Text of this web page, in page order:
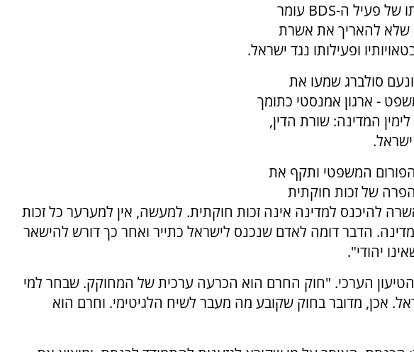
בג''ץ דן הבוקר (שלישי) בעתירתו של פעיל ה-BDS עומר
שלא להאריך את אשרת
ופעילותו נגד ישראל.
סולברג שמעו את
- ארגון אמנסטי כתומך
המדינה: שורת הדין,
המשפטי ותקף את
של זכות חוקתית
להיכנס למדינה אינה זכות חוקתית. למעשה, אין למערער כל זכות
הדבר דומה לאדם שנכנס לישראל כתייר ואחר כך דורש להישאר
יהודי".
הטיעון הערכי. "חוק החרם הוא הכרעה ערכית של המחוקק. שבחר למי
אכן, מדובר בחוק שקובע מה מעבר לשיח הלגיטימי. וחרם הוא